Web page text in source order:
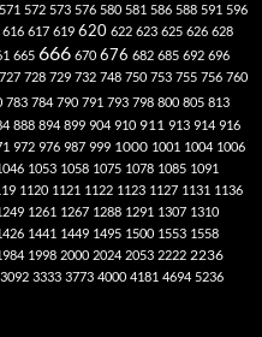
571 572 573 576 580 581 586 588 591 596
616 617 619 620 622 623 625 626 628
665 666 670 676 682 685 692 696
727 728 729 732 748 750 753 755 756 760
783 784 790 791 793 798 800 805 813
888 894 899 904 910 911 913 914 916
972 976 987 999 1000 1001 1004 1006
1053 1058 1075 1078 1085 1091
1120 1121 1122 1123 1127 1131 1136
1261 1267 1288 1291 1307 1310
1441 1449 1495 1500 1553 1558
1998 2000 2024 2053 2222 2236
3092 3333 3773 4000 4181 4694 5236